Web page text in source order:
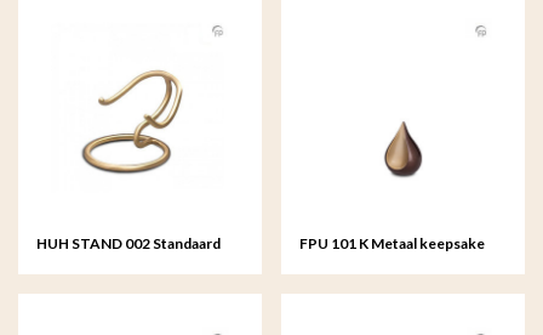
HUH STAND 002 Standaard
FPU 101 K Metaal keepsake